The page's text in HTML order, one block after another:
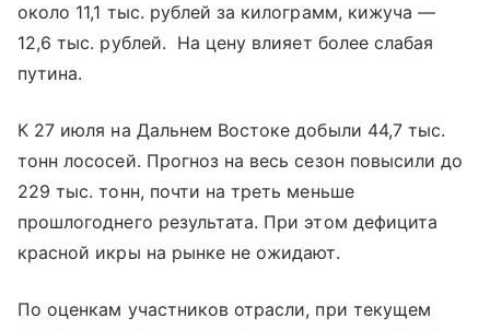
около 11,1 тыс. рублей за килограмм, кижуча —
12,6 тыс. рублей. На цену влияет более слабая
путина.
К 27 июля на Дальнем Востоке добыли 44,7 тыс.
тонн лососей. Прогноз на весь сезон повысили до
229 тыс. тонн, почти на треть меньше
прошлогоднего результата. При этом дефицита
красной икры на рынке не ожидают.
По оценкам участников отрасли, при текущем